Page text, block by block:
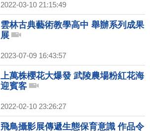
2022-03-10 21:15:49
雲林古典藝術教學高中 舉辦系列成果
展
2023-07-09 16:43:57
上萬株櫻花大爆發 武陵農場粉紅花海
迎賓客
2022-02-10 23:26:27
飛鳥攝影展傳遞生態保育意識 作品令